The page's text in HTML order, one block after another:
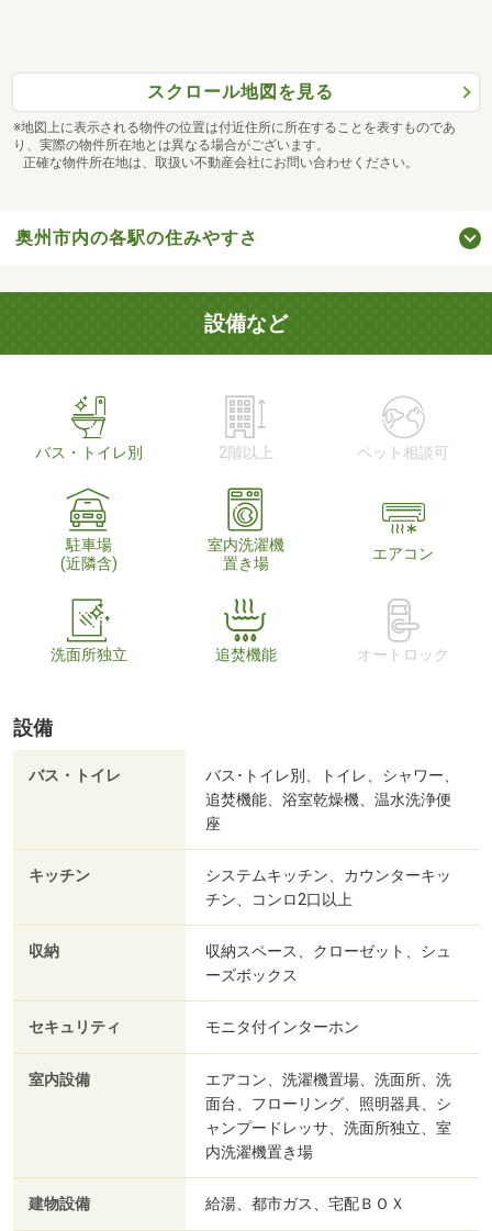
スクロール地図を見る
※地図上に表示される物件の位置は付近住所に所在することを表すものであ
り、実際の物件所在地とは異なる場合がございます。
正確な物件所在地は、取扱い不動産会社にお問い合わせください。
奥州市内の各駅の住みやすさ
設備など
バス・トイレ別 2階以上 ペット相談可
駐車場
(近隣含)
室内洗濯機
置き場
エアコン
洗面所独立 追焚機能 オートロック
設備
バス・トイレ
バス･トイレ別、トイレ、シャワー、
追焚機能、浴室乾燥機、温水洗浄便
座
キッチン
システムキッチン、カウンターキッ
チン、コンロ2口以上
収納
収納スペース、クローゼット、シュ
ーズボックス
セキュリティ モニタ付インターホン
室内設備
エアコン、洗濯機置場、洗面所、洗
面台、フローリング、照明器具、シ
ャンプードレッサ、洗面所独立、室
内洗濯機置き場
建物設備 給湯、都市ガス、宅配ＢＯＸ